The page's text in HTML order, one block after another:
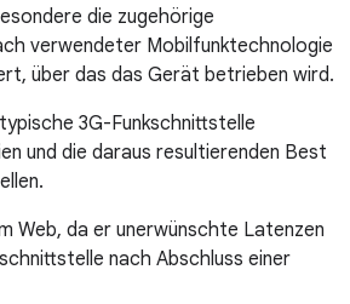
die zugehörige
verwendeter Mobilfunktechnologie
über das das Gerät betrieben wird.
3G-Funkschnittstelle
und die daraus resultierenden Best
Web, da er unerwünschte Latenzen
nach Abschluss einer